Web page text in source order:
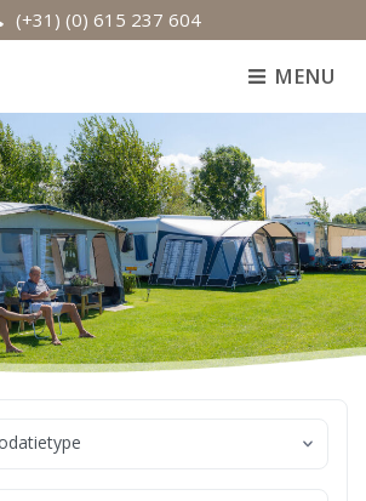
(+31) (0) 615 237 604
MENU